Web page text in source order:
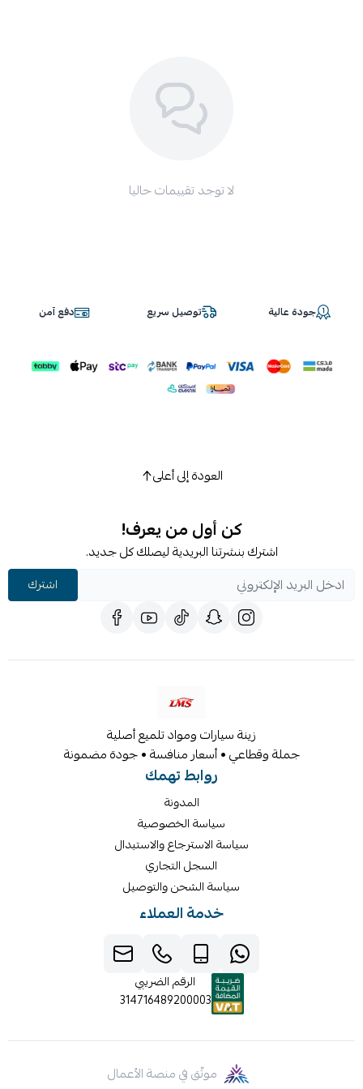
للقيادة اليومية أو السفر الطويل
فكرة هدية مميزة لعشاق السيارات 🎁
اختيار بسيط… لكن تأثيره كبير على راحتك وأناقة سيارتك.
لا توجد تقييمات حاليا
جودة عالية توصيل سريع دفع آمن
العودة إلى أعلى
كن أول من يعرف!
اشترك بنشرتنا البريدية ليصلك كل جديد.
اشترك
زينة سيارات ومواد تلميع أصلية
جملة وقطاعي • أسعار منافسة • جودة مضمونة
روابط تهمك
المدونة
سياسة الخصوصية
سياسة الاسترجاع والاستبدال
السجل التجاري
سياسة الشحن والتوصيل
خدمة العملاء
الرقم الضريبي
314716489200003
موثّق في منصة الأعمال